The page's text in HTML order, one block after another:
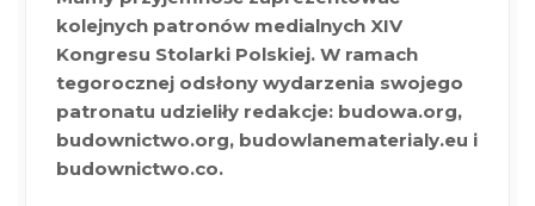
kolejnych patronów medialnych XIV
Kongresu Stolarki Polskiej. W ramach
tegorocznej odsłony wydarzenia swojego
patronatu udzieliły redakcje: budowa.org,
budownictwo.org, budowlanematerialy.eu i
budownictwo.co.